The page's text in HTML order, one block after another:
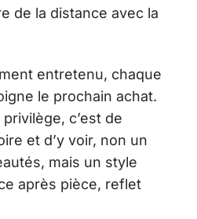
de la distance avec la
entretenu, chaque
le prochain achat.
c’est de
et d’y voir, non un
mais un style
après pièce, reflet